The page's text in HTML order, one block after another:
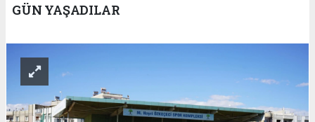
GÜN YAŞADILAR